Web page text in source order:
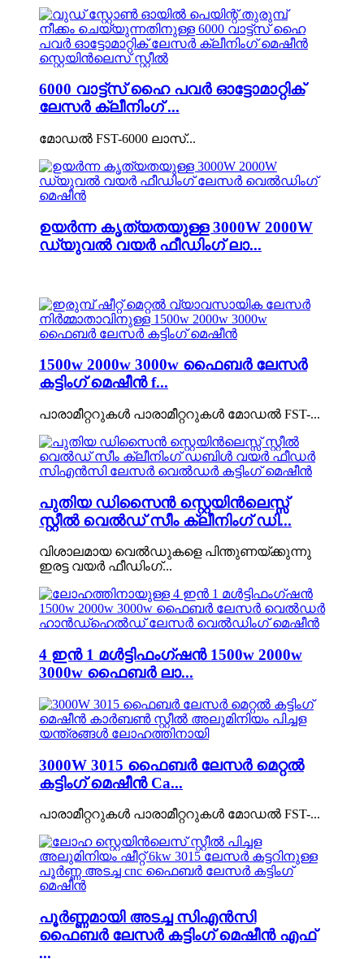
6000 വാട്ട്സ് ഹൈ പവർ ഓട്ടോമാറ്റിക്
ലേസർ ക്ലീനിംഗ് ...
മോഡൽ FST-6000 ലാസ്...
ഉയർന്ന കൃത്യതയുള്ള 3000W 2000W
ഡ്യുവൽ വയർ ഫീഡിംഗ് ലാ...
1500w 2000w 3000w ഫൈബർ ലേസർ
കട്ടിംഗ് മെഷീൻ f...
പാരാമീറ്ററുകൾ പാരാമീറ്ററുകൾ മോഡൽ FST-...
പുതിയ ഡിസൈൻ സ്റ്റെയിൻലെസ്സ്
സ്റ്റീൽ വെൽഡ് സീം ക്ലീനിംഗ് ഡി...
വിശാലമായ വെൽഡുകളെ പിന്തുണയ്ക്കുന്നു
ഇരട്ട വയർ ഫീഡിംഗ്...
4 ഇൻ 1 മൾട്ടിഫംഗ്ഷൻ 1500w 2000w
3000w ഫൈബർ ലാ...
3000W 3015 ഫൈബർ ലേസർ മെറ്റൽ
കട്ടിംഗ് മെഷീൻ Ca...
പാരാമീറ്ററുകൾ പാരാമീറ്ററുകൾ മോഡൽ FST-...
പൂർണ്ണമായി അടച്ച സി‌എൻ‌സി
ഫൈബർ ലേസർ കട്ടിംഗ് മെഷീൻ എഫ്
...